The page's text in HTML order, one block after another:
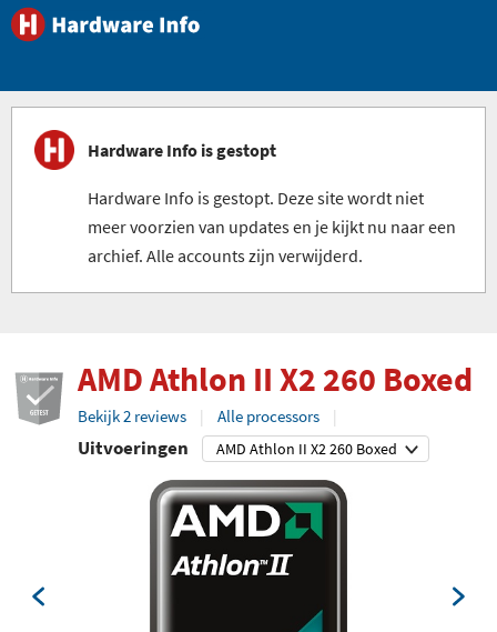
Hardware Info is gestopt
Hardware Info is gestopt. Deze site wordt niet
meer voorzien van updates en je kijkt nu naar een
archief. Alle accounts zijn verwijderd.
AMD Athlon II X2 260 Boxed
Bekijk 2 reviews Alle processors
Uitvoeringen